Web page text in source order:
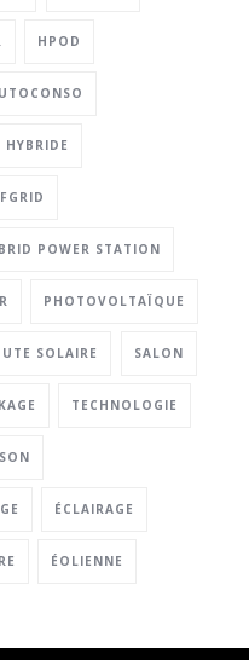
HPOD
HYBRIDE
POWER STATION
PHOTOVOLTAÏQUE
SOLAIRE SALON
TECHNOLOGIE
ÉCLAIRAGE
ÉOLIENNE